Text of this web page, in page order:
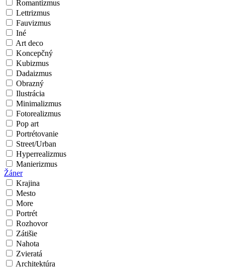
Romantizmus
Lettrizmus
Fauvizmus
Iné
Art deco
Koncepčný
Kubizmus
Dadaizmus
Obrazný
Ilustrácia
Minimalizmus
Fotorealizmus
Pop art
Portrétovanie
Street/Urban
Hyperrealizmus
Manierizmus
Žáner
Krajina
Mesto
More
Portrét
Rozhovor
Zátišie
Nahota
Zvieratá
Architektúra